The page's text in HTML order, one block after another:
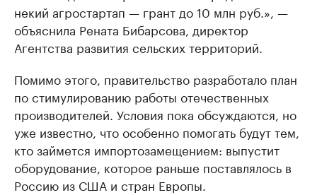
некий агростартап — грант до 10 млн руб.», —
объяснила Рената Бибарсова, директор
Агентства развития сельских территорий.
Помимо этого, правительство разработало план
по стимулированию работы отечественных
производителей. Условия пока обсуждаются, но
уже известно, что особенно помогать будут тем,
кто займется импортозамещением: выпустит
оборудование, которое раньше поставлялось в
Россию из США и стран Европы.